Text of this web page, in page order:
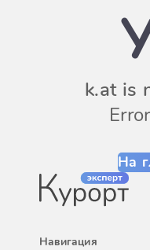
k.at is
На
Навигация